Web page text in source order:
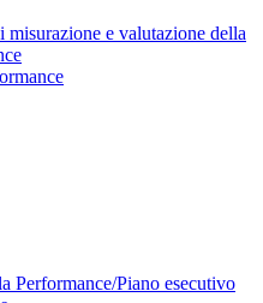
misurazione e valutazione della
Performance/Piano esecutivo